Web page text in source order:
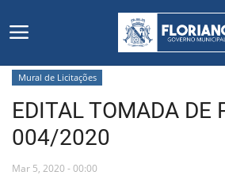
Início
Editais
Mural de Licitações
EDITAL TOMADA DE
004/2020
Mar 5, 2020 - 00:00